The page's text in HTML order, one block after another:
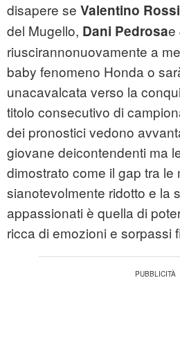
disapere se Valentino Rossi
del Mugello, Dani Pedrosae
riuscirannonuovamente a
baby fenomeno Honda o
unacavalcata verso la
titolo consecutivo di
dei pronostici vedono
giovane deicontendenti ma
dimostrato come il gap tra le
sianotevolmente ridotto e la
appassionati è quella di
ricca di emozioni e sorpassi